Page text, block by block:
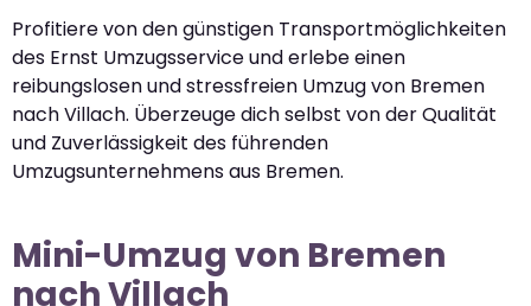
Profitiere von den günstigen Transportmöglichkeiten
des Ernst Umzugsservice und erlebe einen
reibungslosen und stressfreien Umzug von Bremen
nach Villach. Überzeuge dich selbst von der Qualität
und Zuverlässigkeit des führenden
Umzugsunternehmens aus Bremen.
Mini-Umzug von Bremen
nach Villach